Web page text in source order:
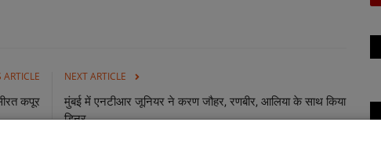
ARTICLE
कपूर
NEXT ARTICLE
मुंबई में एनटीआर जूनियर ने करण जौहर, रणबीर, आलिया के साथ किया
डिनर